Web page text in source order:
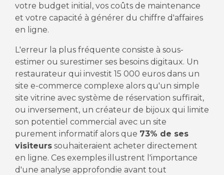
votre budget initial, vos coûts de maintenance
et votre capacité à générer du chiffre d'affaires
en ligne.
L'erreur la plus fréquente consiste à sous-
estimer ou surestimer ses besoins digitaux. Un
restaurateur qui investit 15 000 euros dans un
site e-commerce complexe alors qu'un simple
site vitrine avec système de réservation suffirait,
ou inversement, un créateur de bijoux qui limite
son potentiel commercial avec un site
purement informatif alors que 73% de ses
visiteurssouhaiteraient acheter directement
en ligne. Ces exemples illustrent l'importance
d'une analyse approfondie avant tout